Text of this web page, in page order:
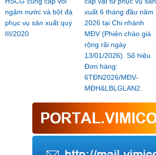
ngậm nước và bột đá
phục vụ sản xuất quý
III/2020
xuất 6 tháng đầu năm
2026 tại Chi nhánh
MĐV (Phiên chào giá
rộng rãi ngày
13/01/2026). Số hiệu
Đơn hàng:
6TĐN2026/MĐV-
MĐH&LBLGLAN2.